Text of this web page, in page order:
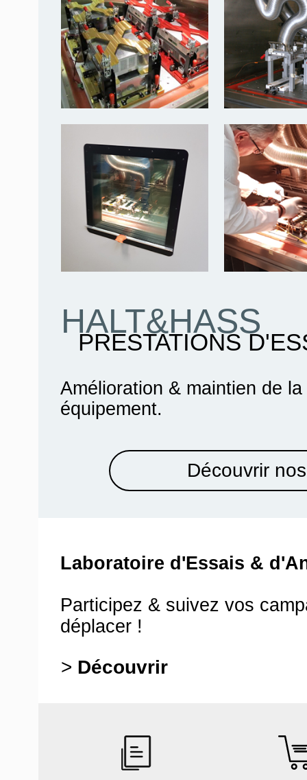
Amélioration & maintien de la
équipement.
Découvrir
PRESTATIONS
HALT&HASS
Laboratoire d'Essais &
Participez & suivez vos
déplacer !
> Découvrir